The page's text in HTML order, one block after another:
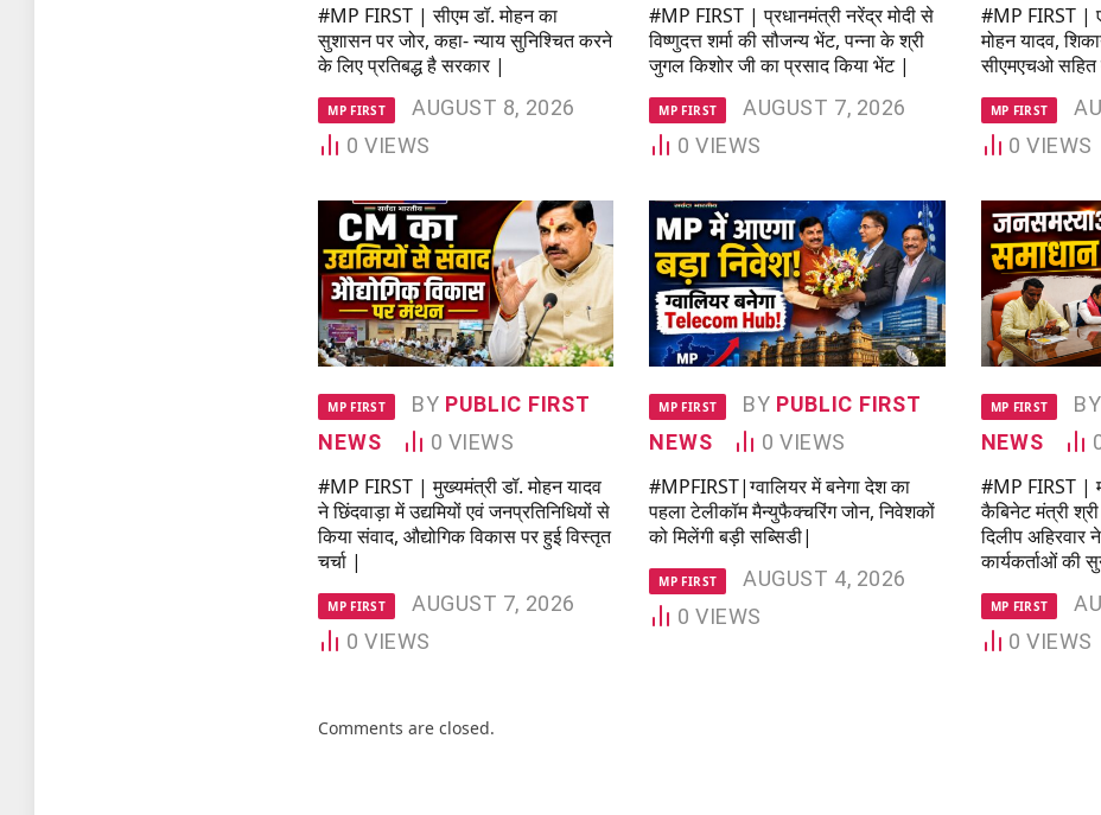
#MP FIRST | सीएम डॉ. मोहन का
सुशासन पर जोर, कहा- न्याय सुनिश्चित करने
के लिए प्रतिबद्ध है सरकार |
MP FIRST
AUGUST 8, 2026
0 VIEWS
#MP FIRST | प्रधानमंत्री नरेंद्र मोदी से
विष्णुदत्त शर्मा की सौजन्य भेंट, पन्ना के श्री
जुगल किशोर जी का प्रसाद किया भेंट |
MP FIRST
AUGUST 7, 2026
0VIEWS
#MP FIRST |
मोहन यादव,
सीएमएचओ सहित
MP FIRST
0VIEWS
MP FIRST BY PUBLIC FIRST
NEWS
0 VIEWS
#MP FIRST | मुख्यमंत्री डॉ. मोहन यादव
ने छिंदवाड़ा में उद्यमियों एवं जनप्रतिनिधियों से
किया संवाद, औद्योगिक विकास पर हुई विस्तृत
चर्चा |
MP FIRST
AUGUST 7, 2026
0 VIEWS
MP FIRST BY PUBLIC FIRST
NEWS
0 VIEWS
#MPFIRST|ग्वालियर में बनेगा देश का
पहला टेलीकॉम मैन्युफैक्चरिंग जोन, निवेशकों
को मिलेंगी बड़ी सब्सिडी|
MP FIRST
AUGUST 4, 2026
0VIEWS
MP FIRST BY
NEWS
#MP FIRST |
कैबिनेट मंत्री
दिलीप अहिरवार
कार्यकर्ताओं की
MP FIRST
0VIEWS
Comments are closed.